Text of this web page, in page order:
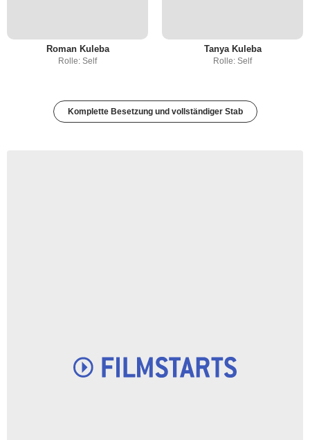
Roman Kuleba
Rolle: Self
Tanya Kuleba
Rolle: Self
Komplette Besetzung und vollständiger Stab